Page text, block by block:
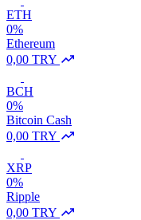
ETH
0%
Ethereum
0,00 TRY
BCH
0%
Bitcoin Cash
0,00 TRY
XRP
0%
Ripple
0,00 TRY